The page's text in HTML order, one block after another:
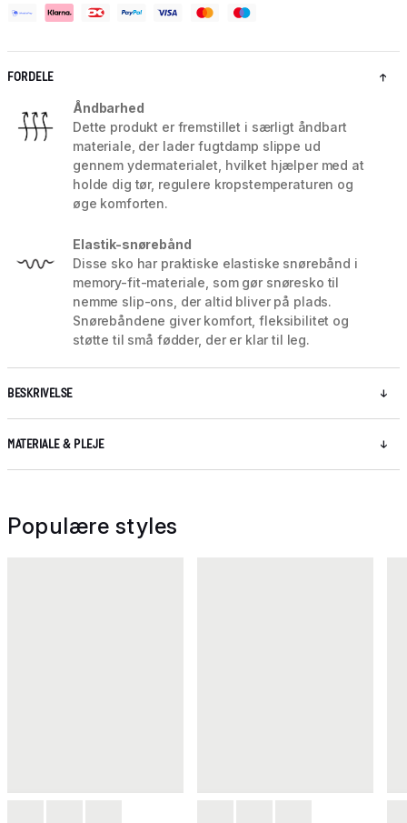
FORDELE
Åndbarhed
Dette produkt er fremstillet i særligt åndbart
materiale, der lader fugtdamp slippe ud
gennem ydermaterialet, hvilket hjælper med at
holde dig tør, regulere kropstemperaturen og
øge komforten.
Elastik-snørebånd
Disse sko har praktiske elastiske snørebånd i
memory-fit-materiale, som gør snøresko til
nemme slip-ons, der altid bliver på plads.
Snørebåndene giver komfort, fleksibilitet og
støtte til små fødder, der er klar til leg.
BESKRIVELSE
MATERIALE & PLEJE
Populære styles